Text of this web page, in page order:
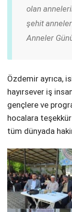
olan
şehit
Anneler
Özdemir ayrıca,
hayırsever iş
gençlere ve
hocalara teşekkür
tüm dünyada